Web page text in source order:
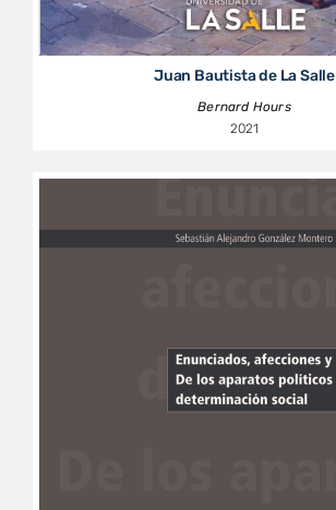
Juan Bautista de La Salle
Bernard Hours
2021